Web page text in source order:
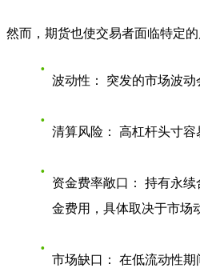
然而，期货也使交易者面临特定的
波动性： 突发的市场波动
清算风险： 高杠杆头寸容
资金费率敞口：
持有永续
金费用，具体取决于市场
市场缺口：
在低流动性期